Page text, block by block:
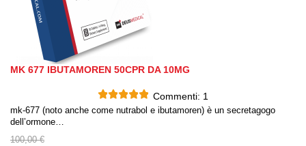
MK 677 IBUTAMOREN 50CPR DA 10MG
Commenti: 1
mk-677 (noto anche come nutrabol e ibutamoren) è un secretagogo
dell’ormone…
100,00 €